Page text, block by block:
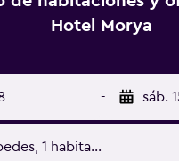
wifi gratis. Se ofrece
Hotel Morya
- sáb.
1 habitación